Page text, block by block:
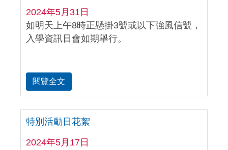
2024年5月31日
如明天上午8時正懸掛3號或以下強風信號，
入學資訊日會如期舉行。
閱覽全文
特別活動日花絮
2024年5月17日